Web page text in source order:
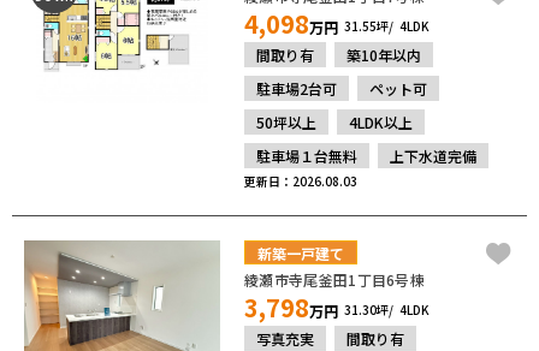
4,098万円 31.55坪 4LDK
間取り有
築10年以内
駐車場2台可
ペット可
50坪以上
4LDK以上
駐車場１台無料
上下水道完備
更新日：2026.08.03
新築一戸建て
綾瀬市寺尾釜田1丁目6号棟
3,798万円 31.30坪 4LDK
写真充実
間取り有